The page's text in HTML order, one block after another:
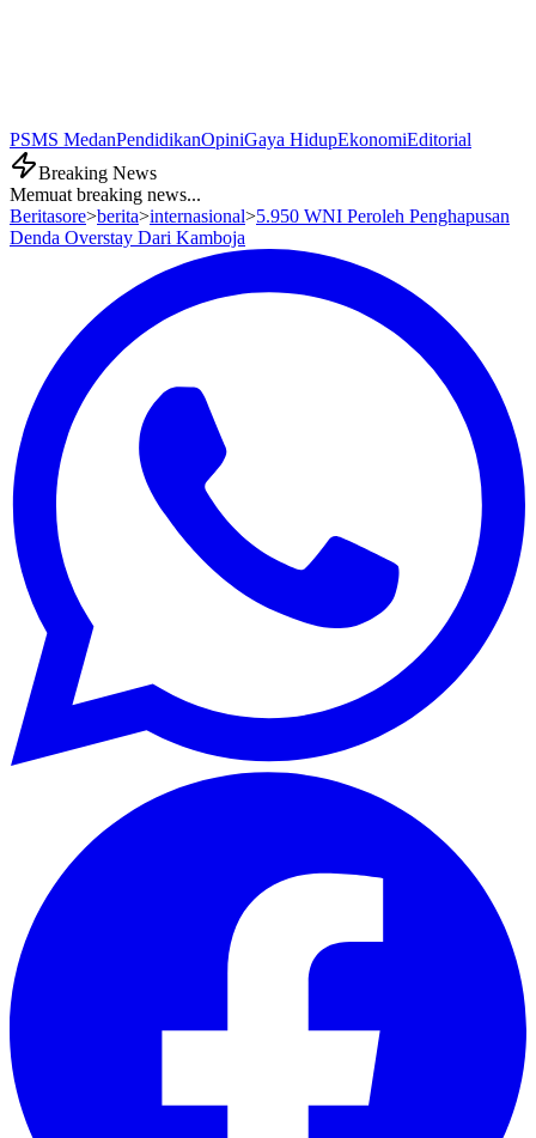
PSMS MedanPendidikanOpiniGaya HidupEkonomiEditorial
Breaking News
Memuat breaking news...
Beritasore>berita>internasional>5.950 WNI Peroleh Penghapusan
Denda Overstay Dari Kamboja